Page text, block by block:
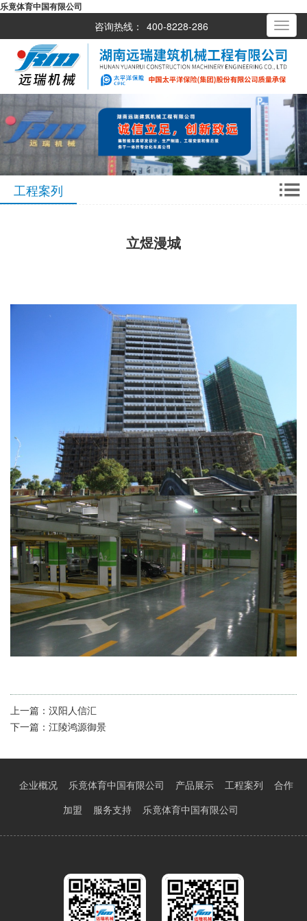
乐竟体育中国有限公司
咨询热线： 400-8228-286
工程案列
立煜漫城
上一篇： 汉阳人信汇
下一篇： 江陵鸿源御景
企业概况 乐竟体育中国有限公司 产品展示 工程案列
合作
加盟
服务支持 乐竟体育中国有限公司
Toggle